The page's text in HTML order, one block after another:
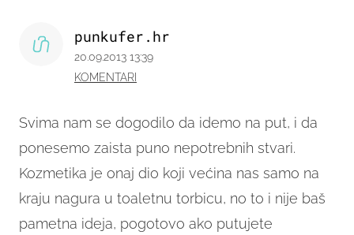
Svima nam se dogodilo da idemo na put, i da
ponesemo zaista puno nepotrebnih stvari.
Kozmetika je onaj dio koji većina nas samo na
kraju nagura u toaletnu torbicu, no to i nije baš
pametna ideja, pogotovo ako putujete
punkufer.hr
20.09.2013 13:39
KOMENTARI